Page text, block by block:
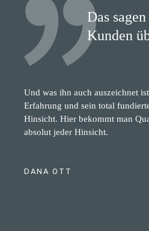
Das
Kunden
Und was ihn auch auszeichnet
Erfahrung und sein total
Hinsicht. Hier bekommt man
absolut jeder Hinsicht.
DANA OTT